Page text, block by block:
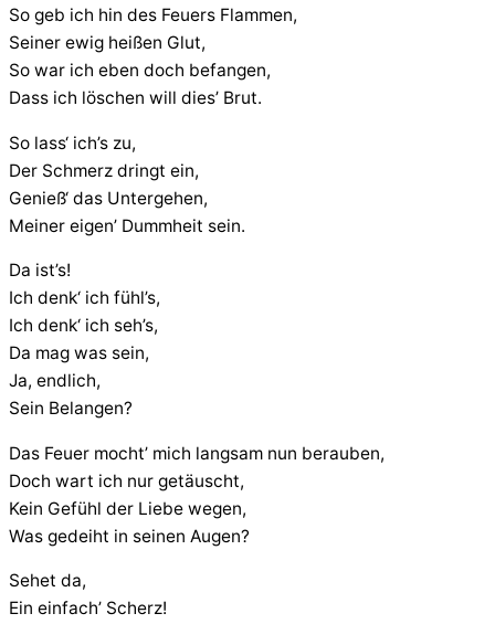
So geb ich hin des Feuers Flammen,
Seiner ewig heißen Glut,
So war ich eben doch befangen,
Dass ich löschen will dies’ Brut.
So lass‘ ich’s zu,
Der Schmerz dringt ein,
Genieß‘ das Untergehen,
Meiner eigen’ Dummheit sein.
Da ist’s!
Ich denk‘ ich fühl’s,
Ich denk‘ ich seh’s,
Da mag was sein,
Ja, endlich,
Sein Belangen?
Das Feuer mocht’ mich langsam nun berauben,
Doch wart ich nur getäuscht,
Kein Gefühl der Liebe wegen,
Was gedeiht in seinen Augen?
Sehet da,
Ein einfach’ Scherz!